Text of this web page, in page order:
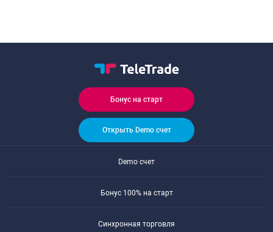
Бонус на старт
Открыть Demo счет
Demo счет
Бонус 100% на старт
Синхронная торговля